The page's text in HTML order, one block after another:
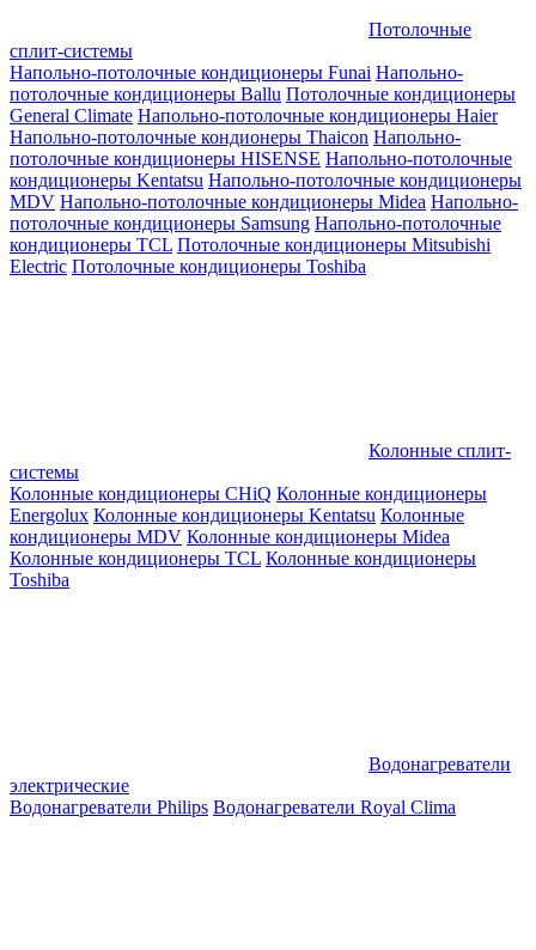
Потолочные
сплит-системы
Напольно-потолочные кондиционеры Funai Напольно-
потолочные кондиционеры Ballu Потолочные кондиционеры
General Climate Напольно-потолочные кондиционеры Haier
Напольно-потолочные кондионеры Thaicon Напольно-
потолочные кондиционеры HISENSE Напольно-потолочные
кондиционеры Kentatsu Напольно-потолочные кондиционеры
MDV Напольно-потолочные кондиционеры Midea Напольно-
потолочные кондиционеры Samsung Напольно-потолочные
кондиционеры TCL Потолочные кондиционеры Mitsubishi
Electric Потолочные кондиционеры Toshiba
Колонные сплит-
системы
Колонные кондиционеры CHiQ Колонные кондиционеры
Energolux Колонные кондиционеры Kentatsu Колонные
кондиционеры MDV Колонные кондиционеры Midea
Колонные кондиционеры TCL Колонные кондиционеры
Toshiba
Водонагреватели
электрические
Водонагреватели Philips Водонагреватели Royal Clima